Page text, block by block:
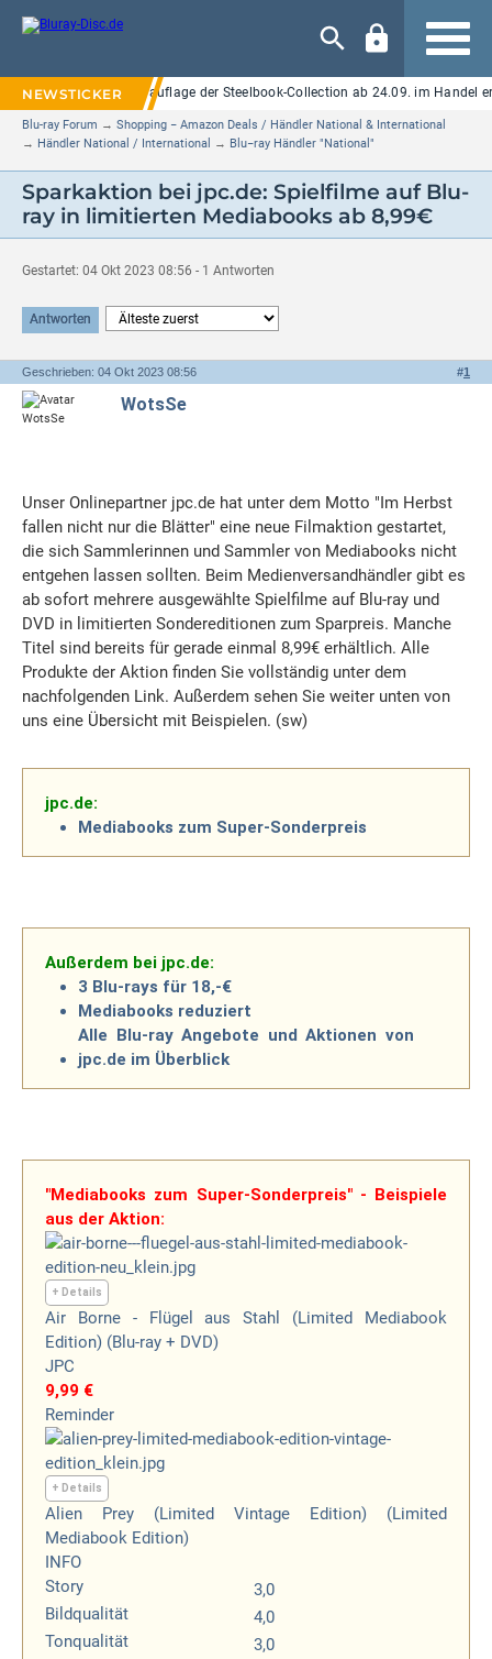
Navigation
Blu-ray: Neuauflage der Steelbook-Collection ab 24.09. im Handel
Blu-ray Forum → Shopping − Amazon Deals / Händler National & International
→ Händler National / International → Blu−ray Händler "National"
Sparkaktion bei jpc.de: Spielfilme auf Blu-
ray in limitierten Mediabooks ab 8,99€
Gestartet: 04 Okt 2023 08:56 - 1 Antworten
Antworten
#1
Geschrieben: 04 Okt 2023 08:56
WotsSe
Unser Onlinepartner jpc.de hat unter dem Motto "Im Herbst
fallen nicht nur die Blätter" eine neue Filmaktion gestartet,
die sich Sammlerinnen und Sammler von Mediabooks nicht
entgehen lassen sollten. Beim Medienversandhändler gibt es
ab sofort mehrere ausgewählte Spielfilme auf Blu-ray und
DVD in limitierten Sondereditionen zum Sparpreis. Manche
Titel sind bereits für gerade einmal 8,99€ erhältlich. Alle
Produkte der Aktion finden Sie vollständig unter dem
nachfolgenden Link. Außerdem sehen Sie weiter unten von
uns eine Übersicht mit Beispielen. (sw)
jpc.de:
Mediabooks zum Super-Sonderpreis
Außerdem bei jpc.de:
3 Blu-rays für 18,-€
Mediabooks reduziert
Alle Blu-ray Angebote und Aktionen von
jpc.de im Überblick
"Mediabooks zum Super-Sonderpreis" - Beispiele
aus der Aktion:
+ Details
Air Borne - Flügel aus Stahl (Limited Mediabook
Edition) (Blu-ray + DVD)
JPC
9,99 €
Reminder
+ Details
Alien Prey (Limited Vintage Edition) (Limited
Mediabook Edition)
INFO
Story
3,0
Bildqualität
4,0
Tonqualität
3,0